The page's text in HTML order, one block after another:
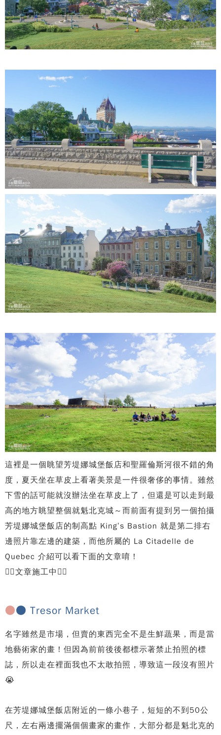
這裡是一個眺望芳堤娜城堡飯店和聖羅倫斯河很不錯的角
度，夏天坐在草皮上看著美景是一件很奢侈的事情。雖然
下雪的話可能就沒辦法坐在草皮上了，但還是可以走到最
高的地方眺望整個就魁北克城～而前面有提到另一個拍攝
芳堤娜城堡飯店的制高點 King’s Bastion 就是第二排右
邊照片靠左邊的建築，而他所屬的 La Citadelle de
Quebec 介紹可以看下面的文章唷！
👷‍♀️文章施工中 👷‍♀️
●● Tresor Market
名字雖然是市場，但賣的東西完全不是生鮮蔬果，而是當
地藝術家的畫！但因為前前後後都標示著禁止拍照的標
誌，所以走在裡面我也不太敢拍照，導致這一段沒有照片
😭
在芳堤娜城堡飯店附近的一條小巷子，短短的不到50公
尺，左右兩邊擺滿個個畫家的畫作，大部分都是魁北克的